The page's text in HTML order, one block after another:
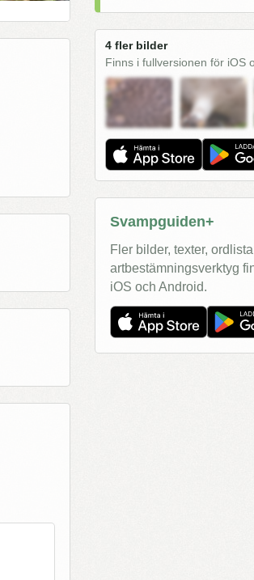
4 fler bilder
Finns i fullversionen för iOS
Svampguiden+
Fler bilder, texter,
artbestämningsverktyg
iOS och Android.